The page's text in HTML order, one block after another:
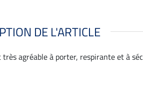
DE L'ARTICLE
agréable à porter, respirante et à